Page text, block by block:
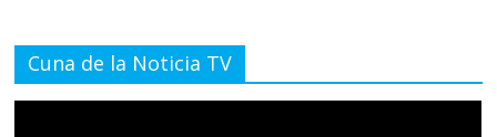
Cuna de la Noticia TV